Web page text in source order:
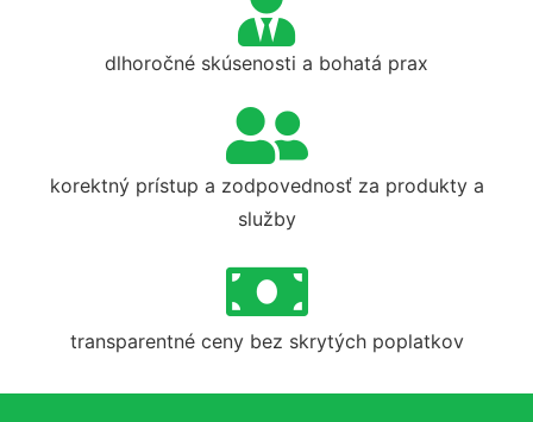
dlhoročné skúsenosti a bohatá prax
korektný prístup a zodpovednosť za produkty a
služby
transparentné ceny bez skrytých poplatkov